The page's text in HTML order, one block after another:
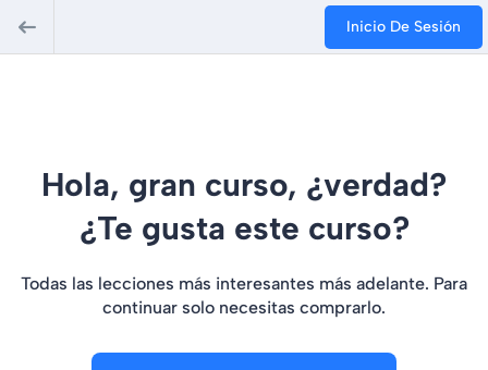
Inicio De Sesión
Hola, gran curso, ¿verdad?
¿Te gusta este curso?
Todas las lecciones más interesantes más adelante. Para
continuar solo necesitas comprarlo.